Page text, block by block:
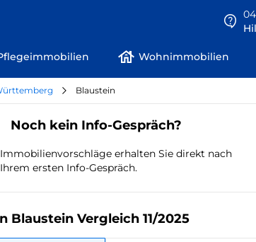
Wohnimmobilien
Blaustein
Noch kein Info-Gespräch?
Immobilienvorschläge erhalten Sie direkt nach
Ihrem ersten Info-Gespräch.
Blaustein Vergleich 11/2025